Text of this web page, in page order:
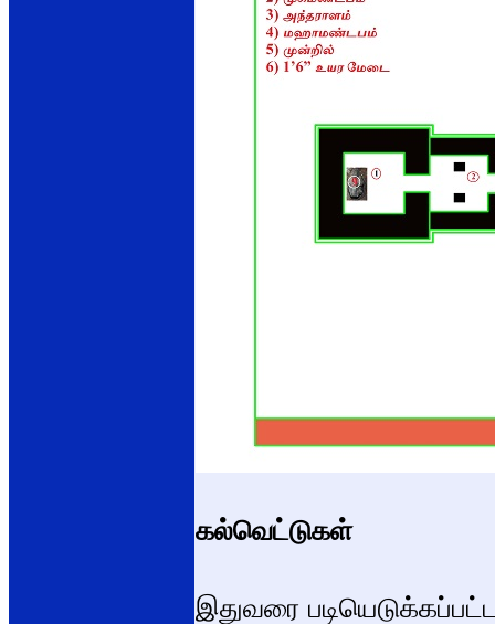
கல்வெட்டுகள்
இதுவரை